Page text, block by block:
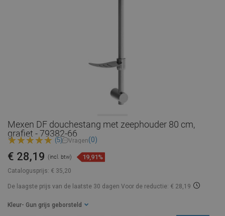
Mexen DF douchestang met zeephouder 80 cm,
grafiet - 79382-66
(5) Vragen(0)
Catalogusprijs: € 35,20
€ 28,19 (incl. btw) 19,91%
De laagste prijs van de laatste 30 dagen Voor de reductie: € 28,19
Kleur - Gun grijs geborsteld